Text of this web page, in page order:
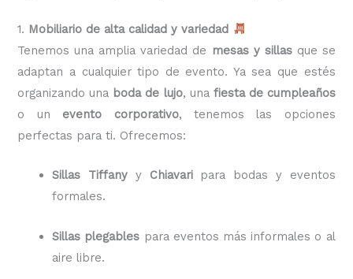
1. Mobiliario de alta calidad y variedad
Tenemos una amplia variedad de mesas y sillasque se
adaptan a cualquier tipo de evento. Ya sea que estés
organizando una boda de lujo, una fiesta de cumpleaños
o un evento corporativo, tenemos las opciones
perfectas para ti. Ofrecemos:
Sillas Tiffanyy Chiavaripara bodas y eventos
formales.
Sillas plegables para eventos más informales o al
aire libre.